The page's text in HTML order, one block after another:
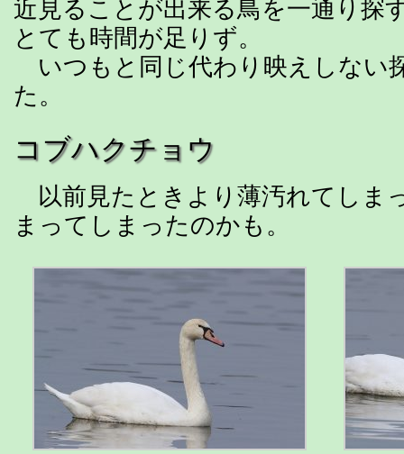
近見ることが出来る鳥を一通り探
とても時間が足りず。
いつもと同じ代わり映えしない
た。
コブハクチョウ
以前見たときより薄汚れてしま
まってしまったのかも。